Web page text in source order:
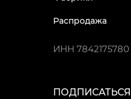
Распродажа
ИНН 7842175780